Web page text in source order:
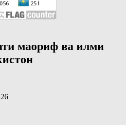
маориф ва илми